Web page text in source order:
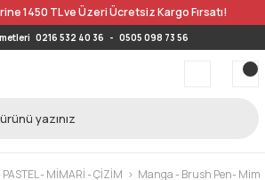
1450 TL ve Üzeri Ücretsiz Kargo Fırsatı!
0216 532 40 36 - 0505 098 73 56
- MİMARİ - ÇİZİM Manga - Brush Pen-